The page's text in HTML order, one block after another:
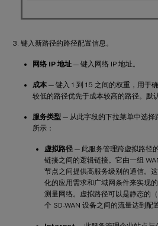
键入新路径的路径配置信息。
网络 IP 地址 — 键入网络 IP 地址。
成本 — 键入 1 到 15 之间的权重，用于
较低的路径优先于成本较高的路径。默
服务类型 — 从此字段的下拉菜单中选择
所示：
虚拟路径 — 此服务管理跨虚拟路径
链接之间的逻辑链接。它由一组
节点之间提供高服务级别的通信。
化的应用需求和广域网条件来实现
测量网络。虚拟路径可以是静态的
个 SD-WAN 设备之间的流量达到配